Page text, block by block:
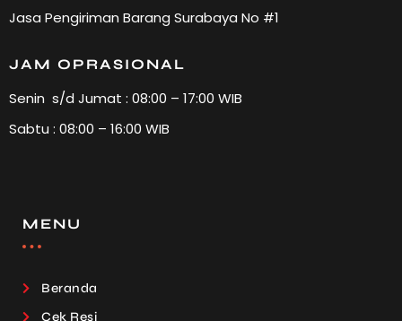
Jasa Pengiriman Barang Surabaya No #1
JAM OPRASIONAL
Senin s/d Jumat : 08:00 – 17:00 WIB
Sabtu : 08:00 – 16:00 WIB
MENU
Beranda
Cek Resi